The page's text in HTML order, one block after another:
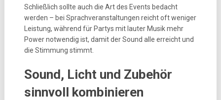
Schließlich sollte auch die Art des Events bedacht
werden – bei Sprachveranstaltungen reicht oft weniger
Leistung, während für Partys mit lauter Musik mehr
Power notwendig ist, damit der Sound alle erreicht und
die Stimmung stimmt.
Sound, Licht und Zubehör
sinnvoll kombinieren